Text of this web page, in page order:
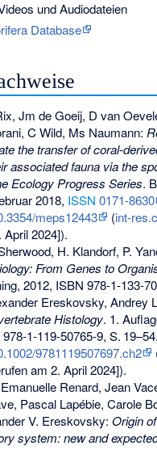
und Audiodateien
Database
Jm de Goeij, D van
C Wild, Ms Naumann:
the transfer of coral-
associated fauna via the
Ecology Progress Series.
2018, ISSN 0171-8630
meps12443 (int-
April 2024]).
H. Klandorf, P.
From Genes to
2012, ISBN 978-1-133-
Ereskovsky, Andrey
Histology. 1.
1-119-50765-9,S. 19–54,
9781119507697.ch2
am 2. April 2024]).
Emanuelle Renard, Jean
Pascal Lapébie, Carole
V. Ereskovsky:Origin
system: new and